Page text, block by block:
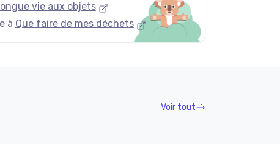
vie aux objets
à Que faire de mes déchets
Voir tout